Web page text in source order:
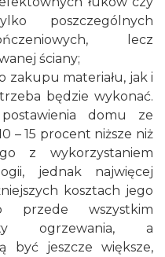
poszczególnych
lecz
ściany;
zakupu materiału, jak i
będzie wykonać.
domu ze
– 15 procent niższe niż
z wykorzystaniem
jednak najwięcej
kosztach jego
przede wszystkim
ogrzewania, a
być jeszcze większe,